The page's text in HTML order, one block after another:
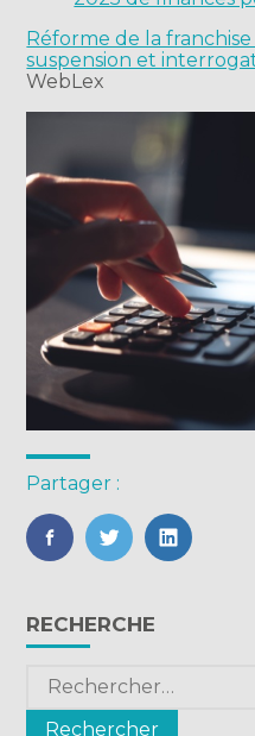
Réforme de la franchise
suspension et
WebLex
Partager :
FaceBook
TwitterLinkedIn
Blog
sidebar
RECHERCHE
Rechercher :